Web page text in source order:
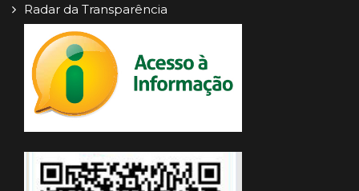
Radar da Transparência